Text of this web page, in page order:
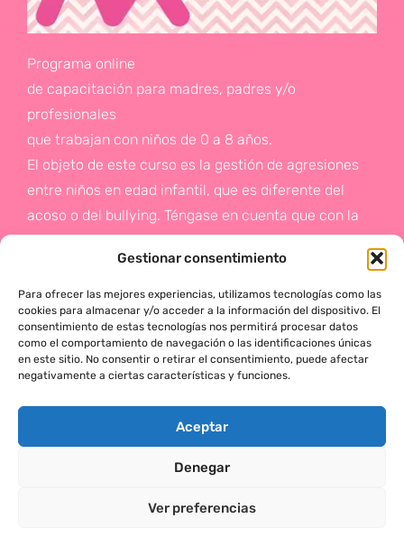
Gestionar consentimiento
Para ofrecer las mejores experiencias, utilizamos tecnologías como las
cookies para almacenar y/o acceder a la información del dispositivo. El
consentimiento de estas tecnologías nos permitirá procesar datos
como el comportamiento de navegación o las identificaciones únicas
en este sitio. No consentir o retirar el consentimiento, puede afectar
negativamente a ciertas características y funciones.
Aceptar
Denegar
Ver preferencias
Programa online
de capacitación para madres, padres y/o
profesionales
que trabajan con niños de 0 a 8 años.
El objeto de este curso es la gestión de agresiones
entre niños en edad infantil, que es diferente del
acoso o del bullying. Téngase en cuenta que con la
de la prevención a un problema que suele aparecer
en etapas posteriores como es el acoso.
Si deseas más información,
haz click en este enlace:
MÓNICA SERRANO © 2025 TODOS LOS DERECHOS RESERVADOS